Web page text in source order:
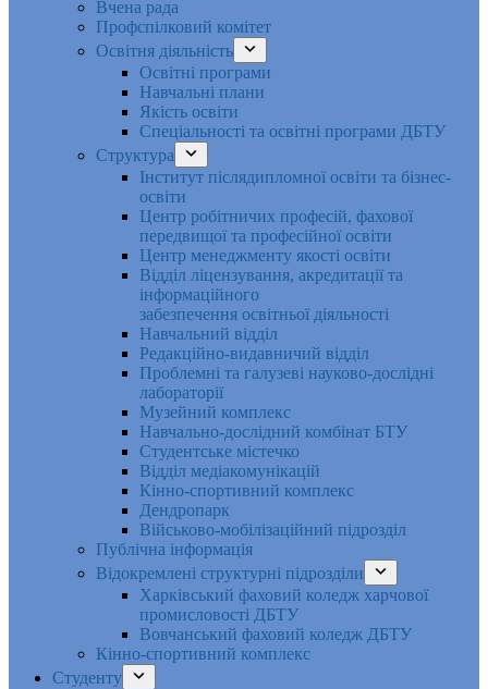
Вчена рада
Профспілковий комітет
Освітня діяльність
Освітні програми
Навчальні плани
Якість освіти
Спеціальності та освітні програми ДБТУ
Структура
Інститут післядипломної освіти та бізнес-
освіти
Центр робітничих професій, фахової
передвищої та професійної освіти
Центр менеджменту якості освіти
Відділ ліцензування, акредитації та
інформаційного
забезпечення освітньої діяльності
Навчальний відділ
Редакційно-видавничий відділ
Проблемні та галузеві науково-дослідні
лабораторії
Музейний комплекс
Навчально-дослідний комбінат БТУ
Студентське містечко
Відділ медіакомунікацій
Кінно-спортивний комплекс
Дендропарк
Військово-мобілізаційний підрозділ
Публічна інформація
Відокремлені структурні підрозділи
Харківський фаховий коледж харчової
промисловості ДБТУ
Вовчанський фаховий коледж ДБТУ
Кінно-спортивний комплекс
Студенту